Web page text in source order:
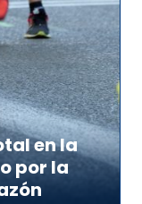
en la
por la